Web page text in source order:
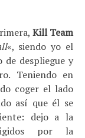
Kill Team
«, siendo yo el
de despliegue y
Teniendo en
coger el lado
así que él se
dejo a la
por la